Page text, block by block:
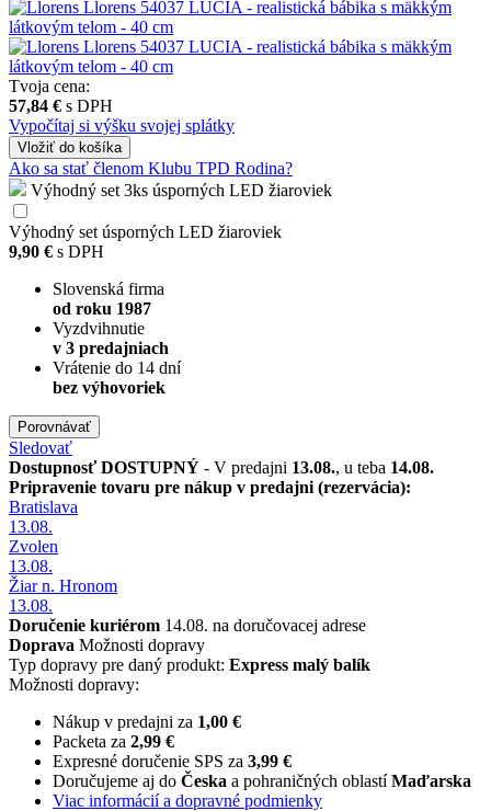
Tvoja cena:
57,84 € s DPH
Vypočítaj si výšku svojej splátky
Vložiť do košíka
Ako sa stať členom Klubu TPD Rodina?
Výhodný set 3ks úsporných LED žiaroviek
Výhodný set úsporných LED žiaroviek
9,90 € s DPH
Slovenská firma
od roku 1987
Vyzdvihnutie
v 3 predajniach
Vrátenie do 14 dní
bez výhovoriek
Porovnávať
Sledovať
DostupnosťDOSTUPNÝ - V predajni 13.08., u teba 14.08.
Pripravenie tovaru pre nákup v predajni (rezervácia):
Bratislava
13.08.
Zvolen
13.08.
Žiar n. Hronom
13.08.
Doručenie kuriérom 14.08. na doručovacej adrese
Doprava Možnosti dopravy
Typ dopravy pre daný produkt: Express malý balík
Možnosti dopravy:
Nákup v predajni za 1,00 €
Packeta za 2,99 €
Expresné doručenie SPS za 3,99 €
Doručujeme aj do Česka a pohraničných oblastíMaďarska
Viac informácií a dopravné podmienky